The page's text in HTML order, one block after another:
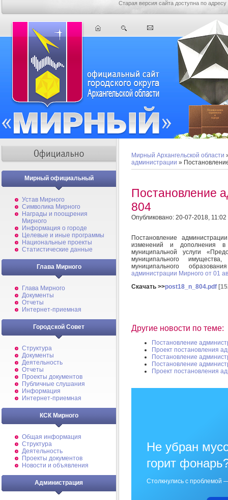
Старая версия сайта доступна по адресу
Мирный официальный
Устав Мирного
Символика Мирного
Награды и поощрения
Мирного
Информация о городе
Целевые и иные программы
Национальные проекты
Статистические данные
Глава Мирного
Глава Мирного
Документы
Отчеты
Интернет-приемная
Городской Совет
Структура
Документы
Деятельность
Отчеты
Проекты документов
Публичные слушания
Информация
Интернет-приемная
КСК Мирного
Общая информация
Структура
Деятельность
Проекты документов
Новости и объявления
Администрация
Мирный Архангельской области
администрации »
Постановление
804
Опубликовано: 20-07-2018, 11:02
Постановление
изменений и дополнения в
муниципальной услуги
муниципального
муниципального
администрации Мирного от 01
Скачать >>post18_n_804.pdf
Другие новости по теме:
Постановление
Проект постановления
Постановление
Постановление
Проект постановления
Не убран
горит
Столкнулись с проблемой